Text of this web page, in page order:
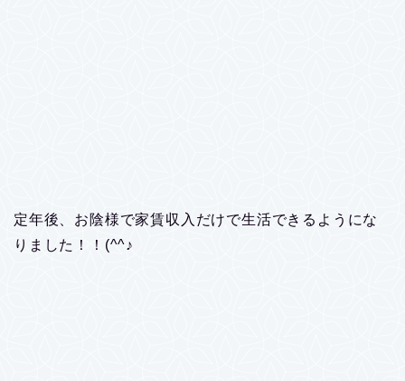
定年後、お陰様で家賃収入だけで生活できるようにな
りました！！(^^♪